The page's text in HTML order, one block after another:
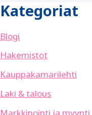
Kategoriat
Blogi
Hakemistot
Kauppakamarilehti
Laki & talous
Markkinointi ja myynti